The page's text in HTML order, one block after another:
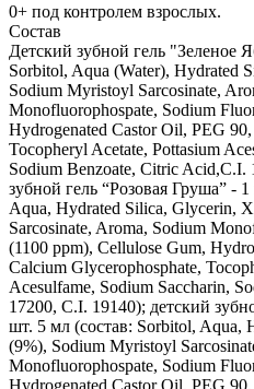
0+ под контролем взрослых.
Состав
Детский зубной гель "Зеленое
Sorbitol, Aqua (Water), Hydrated
Sodium Myristoyl Sarcosinate,
Monofluorophospate, Sodium
Hydrogenated Castor Oil, PEG
Tocopheryl Acetate, Pottasium
Sodium Benzoate, Citric Acid,C.I.
зубной гель “Розовая Груша” -
Aqua, Hydrated Silica, Glycerin,
Sarcosinate, Aroma, Sodium
(1100 ppm), Cellulose Gum,
Calcium Glycerophosphate,
Acesulfame, Sodium Saccharin,
17200, C.I. 19140); детский
шт. 5 мл (состав: Sorbitol, Aqua,
(9%), Sodium Myristoyl
Monofluorophospate, Sodium
Hydrogenated Castor Oil, PEG